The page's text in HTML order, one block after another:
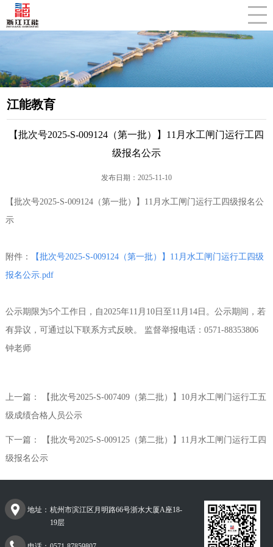
江能教育
【批次号2025-S-009124（第一批）】11月水工闸门运行工四
级报名公示
发布日期：2025-11-10
【批次号2025-S-009124（第一批）】11月水工闸门运行工四级报名公
示
附件：
【批次号2025-S-009124（第一批）】11月水工闸门运行工四级
报名公示.pdf
公示期限为5个工作日，自2025年11月10日至11月14日。公示期间，若
有异议，可通过以下联系方式反映。 监督举报电话：0571-88353806
钟老师
上一篇：
【批次号2025-S-007409（第二批）】10月水工闸门运行工五
级成绩合格人员公示
下一篇：
【批次号2025-S-009125（第二批）】11月水工闸门运行工四
级报名公示
地址： 杭州市滨江区月明路66号浙水大厦A座18-
19层